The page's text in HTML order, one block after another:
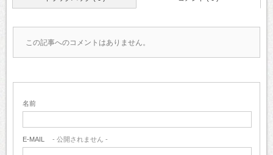
この記事へのコメントはありません。
名前
E-MAIL - 公開されません -